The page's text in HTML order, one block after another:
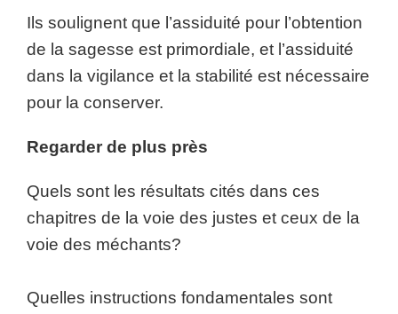
Ils soulignent que l’assiduité pour l’obtention
de la sagesse est primordiale, et l’assiduité
dans la vigilance et la stabilité est nécessaire
pour la conserver.
Regarder de plus près
Quels sont les résultats cités dans ces
chapitres de la voie des justes et ceux de la
voie des méchants?
Quelles instructions fondamentales sont